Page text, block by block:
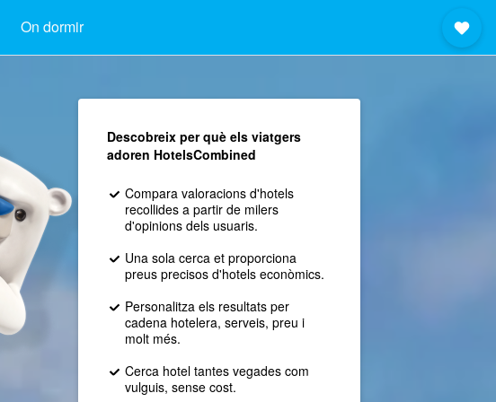
On dormir
Descobreix per què els viatgers
adoren HotelsCombined
Compara valoracions d'hotels
recollides a partir de milers
d'opinions dels usuaris.
Una sola cerca et proporciona
preus precisos d'hotels econòmics.
Personalitza els resultats per
cadena hotelera, serveis, preu i
molt més.
Cerca hotel tantes vegades com
vulguis, sense cost.